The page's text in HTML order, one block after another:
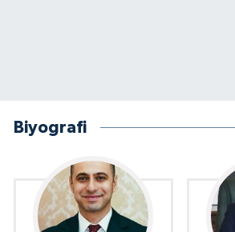
Biyografi